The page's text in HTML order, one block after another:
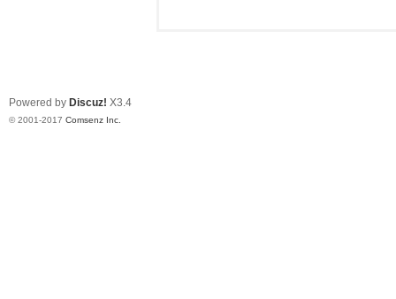
Powered by Discuz! X3.4
© 2001-2017 Comsenz Inc.